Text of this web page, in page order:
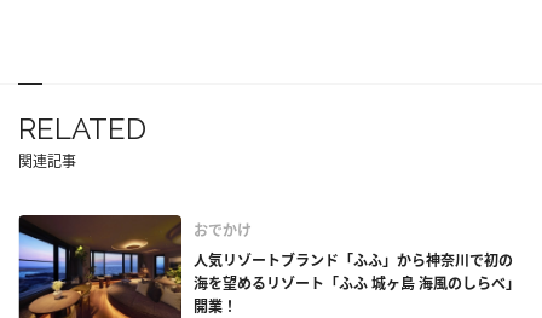
RELATED
関連記事
おでかけ
人気リゾートブランド「ふふ」から神奈川で初の
海を望めるリゾート「ふふ 城ヶ島 海風のしらべ」
開業！